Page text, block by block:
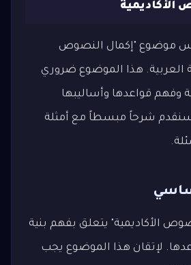
الأكاديمية
موضوع "إكمال النصوص
العربية. هذا الموضوع ضروري
وفهم قواعدها وأساليبها
سنقدم شرحاً مبسطاً مع أمثلة
الأكاديمية" يتعلق بفهم بنية
لإتقان هذا الموضوع يجب